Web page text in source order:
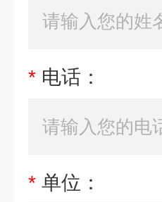
* 电话：
* 单位：